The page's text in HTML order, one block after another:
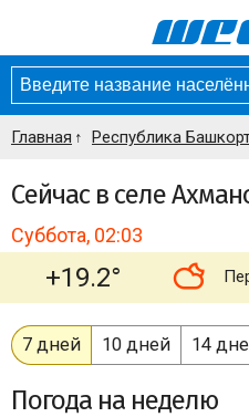
Главная Республика
Сейчас в селе
Суббота, 02:03
+19.2°
7 дней 10 дней 14
Погода на неделю